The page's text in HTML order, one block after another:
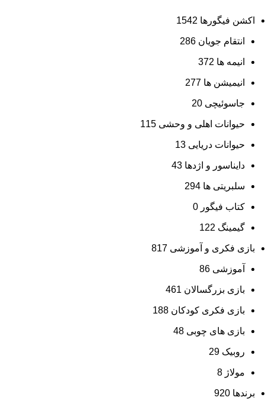
اکشن فیگورها 1542
انتقام جویان 286
انیمه ها 372
انیمیشن ها 277
جاسوئیچی 20
حیوانات اهلی و وحشی 115
حیوانات دریایی 13
دایناسور و اژدها 43
سلبریتی ها 294
کتاب فیگور 0
گیمینگ 122
بازی فکری و آموزشی 817
آموزشی 86
بازی بزرگسالان 461
بازی فکری کودکان 188
بازی های چوبی 48
روبیک 29
مولاژ 8
برندها 920